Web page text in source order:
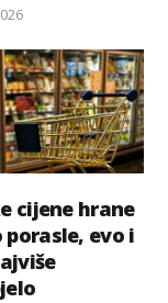
cijene hrane
porasle, evo i